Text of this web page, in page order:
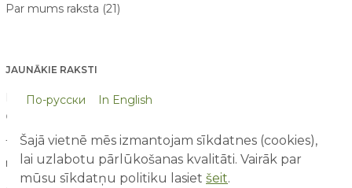
Par mums raksta (21)
JAUNĀKIE RAKSTI
Ko bērni iemācās atrakciju parkā, paši to nemaz nepamanot?
09/08/2026
10 lietas, ko bērni pamana atrakciju parkā, bet pieaugušie
nepamana07/08/2026
По-русски In English
Šajā vietnē mēs izmantojam sīkdatnes (cookies),
lai uzlabotu pārlūkošanas kvalitāti. Vairāk par
mūsu sīkdatņu politiku lasiet šeit.